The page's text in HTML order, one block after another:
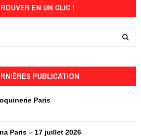
EN UN CLIC !
PUBLICATION
Paris
Paris – 17 juillet 2026